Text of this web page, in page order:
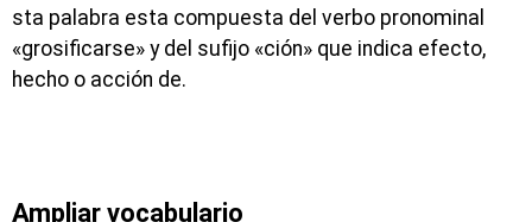
sta palabra esta compuesta del verbo pronominal
«grosificarse» y del sufijo «ción» que indica efecto,
hecho o acción de.
Ampliar vocabulario